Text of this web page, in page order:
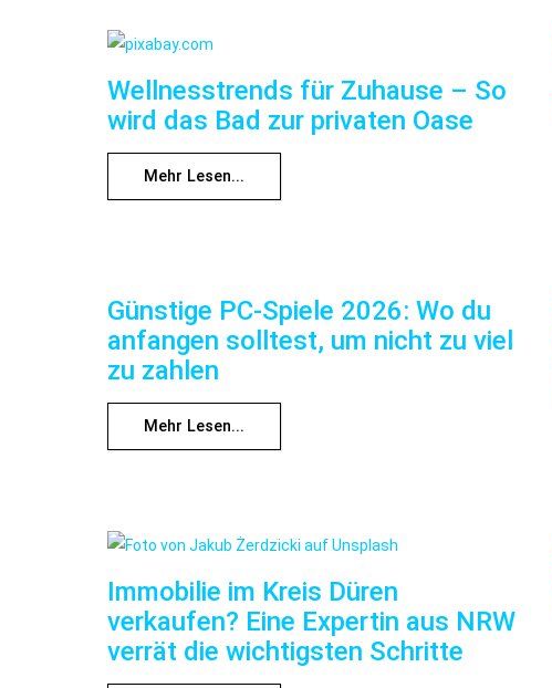
Wellnesstrends für Zuhause – So
wird das Bad zur privaten Oase
Mehr Lesen...
Günstige PC-Spiele 2026: Wo du
anfangen solltest, um nicht zu viel
zu zahlen
Mehr Lesen...
Immobilie im Kreis Düren
verkaufen? Eine Expertin aus NRW
verrät die wichtigsten Schritte